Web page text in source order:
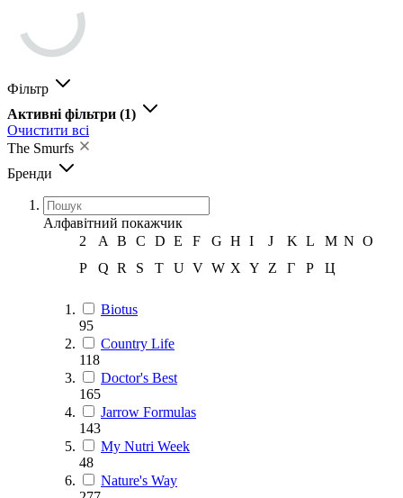
Фільтр
Активні фільтри (1)
Очистити всі
The Smurfs
Бренди
Алфавітний покажчик
2
A B C D E F G H I J K L M N O
P
Q R S T U V W X Y Z Г Р Ц
Biotus
95
Country Life
118
Doctor's Best
165
Jarrow Formulas
143
My Nutri Week
48
Nature's Way